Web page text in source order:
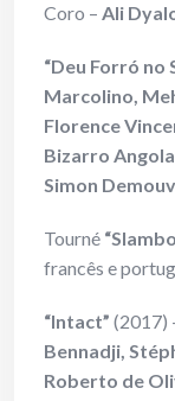
Coro – Ali
“Deu Forró no
Marcolino,
Florence
Bizarro
Simon
Tourné
francês e
“Intact” (2017)
Bennadji,
Roberto de